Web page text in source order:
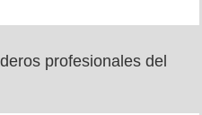
profesionales del